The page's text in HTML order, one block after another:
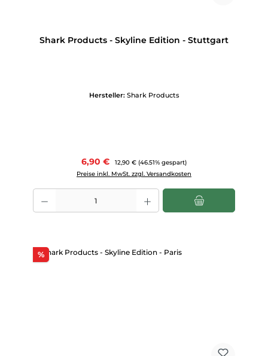
Shark Products - Skyline Edition - Stuttgart
Hersteller: Shark Products
Verkaufspreis:
6,90 € Regulärer Preis:
12,90 € (46.51% gespart)
Preise inkl. MwSt. zzgl. Versandkosten
Produkt Anzahl: Gib den gewünschten Wert ein oder benutze die
%Rabatt